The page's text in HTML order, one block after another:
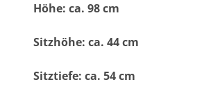
Höhe: ca. 98 cm
Sitzhöhe: ca. 44 cm
Sitztiefe: ca. 54 cm